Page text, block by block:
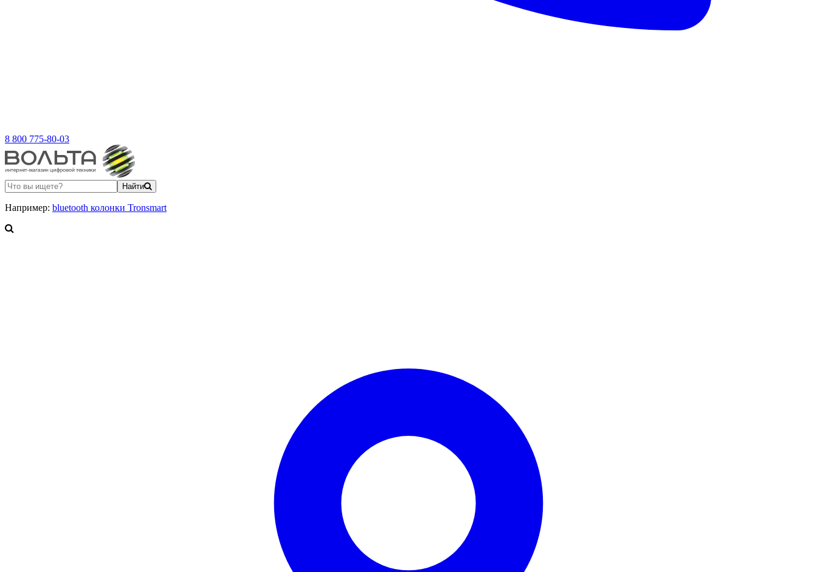
8 800 775-80-03
Найти
Например: bluetooth колонки Tronsmart